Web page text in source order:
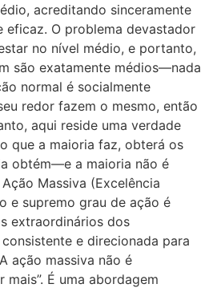
acreditando sinceramente
eficaz. O problema devastador
no nível médio, e portanto,
são exatamente médios—nada
normal é socialmente
redor fazem o mesmo, então
aqui reside uma verdade
que a maioria faz, obterá os
obtém—e a maioria não é
Massiva (Excelência
e supremo grau de ação é
extraordinários dos
e direcionada para
ação massiva não é
mais”. É uma abordagem